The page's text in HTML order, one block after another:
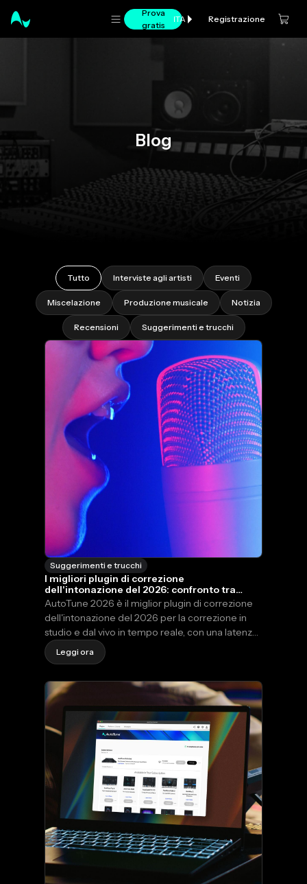
Prova
gratis
ITA Registrazione
Blog
Tutto Interviste agli artisti Eventi
Miscelazione Produzione musicale Notizia
Recensioni Suggerimenti e trucchi
Suggerimenti e trucchi
I migliori plugin di correzione
dell'intonazione del 2026: confronto tra
AutoTune, Melodyne, Waves e altri.
AutoTune 2026 è il miglior plugin di correzione
dell'intonazione del 2026 per la correzione in
studio e dal vivo in tempo reale, con una latenza
di elaborazione di 2,5 ms su VST3, AU e AAX per
Mac e Windows. Per l'editing polifonico in post-
rappresenta un'ottima scelta.
Leggi ora